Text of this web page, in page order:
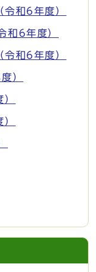
和6年度）
和6年度）
和6年度）
）